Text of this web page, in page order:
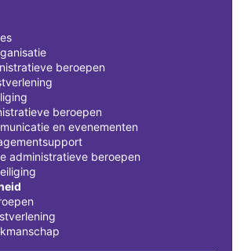
beroepen
beroepen
en evenementen
administratieve beroepen